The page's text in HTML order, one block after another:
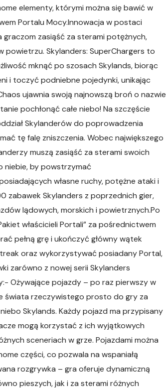
elementy, którymi można się bawić w
Portalu Mocy.Innowacja w postaci
zasiąść za sterami potężnych,
Skylanders: SuperChargers to
mknąć po szosach Skylands, biorąc
i toczyć podniebne pojedynki, unikając
ujawnia swoją najnowszą broń o nazwie
pochłonąć całe niebo! Na szczęście
Skylanderów do poprowadzenia
tę falę zniszczenia. Wobec największego
muszą zasiąść za sterami swoich
niebie, by powstrzymać
własne ruchy, potężne ataki i
zabawek Skylanders z poprzednich gier,
lądowych, morskich i powietrznych.Po
właścicieli Portali” za pośrednictwem
pełną grę i ukończyć główny wątek
oraz wykorzystywać posiadany Portal,
zarówno z nowej serii Skylanders
Ożywające pojazdy – po raz pierwszy w
świata rzeczywistego prosto do gry za
Skylands. Każdy pojazd ma przypisany
mogą korzystać z ich wyjątkowych
sceneriach w grze. Pojazdami można
części, co pozwala na wspaniałą
rozgrywka – gra oferuje dynamiczną
pieszych, jak i za sterami różnych